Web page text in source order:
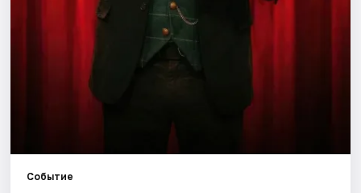
Событие